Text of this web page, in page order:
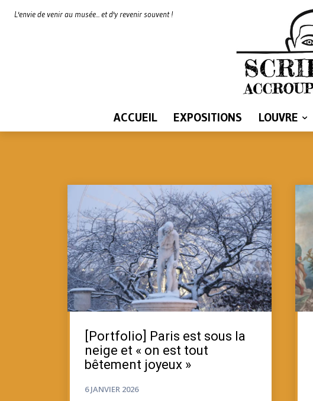
L'envie de venir au musée... et d'y revenir souvent !
ACCUEIL EXPOSITIONS LOUVRE
[Portfolio] Paris est sous la
neige et « on est tout
bêtement joyeux »
6 JANVIER 2026